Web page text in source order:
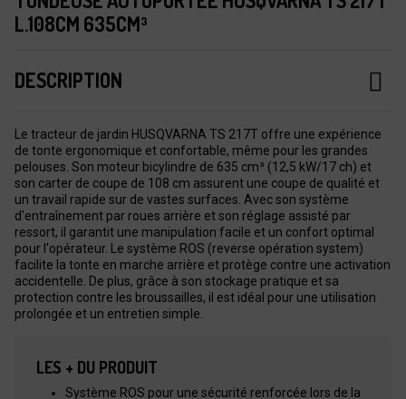
L.108CM 635CM³
DESCRIPTION
Le tracteur de jardin HUSQVARNA TS 217T offre une expérience
de tonte ergonomique et confortable, même pour les grandes
pelouses. Son moteur bicylindre de 635 cm³ (12,5 kW/17 ch) et
son carter de coupe de 108 cm assurent une coupe de qualité et
un travail rapide sur de vastes surfaces. Avec son système
d'entraînement par roues arrière et son réglage assisté par
ressort, il garantit une manipulation facile et un confort optimal
pour l'opérateur. Le système ROS (reverse opération system)
facilite la tonte en marche arrière et protège contre une activation
accidentelle. De plus, grâce à son stockage pratique et sa
protection contre les broussailles, il est idéal pour une utilisation
prolongée et un entretien simple.
LES + DU PRODUIT
Système ROS pour une sécurité renforcée lors de la